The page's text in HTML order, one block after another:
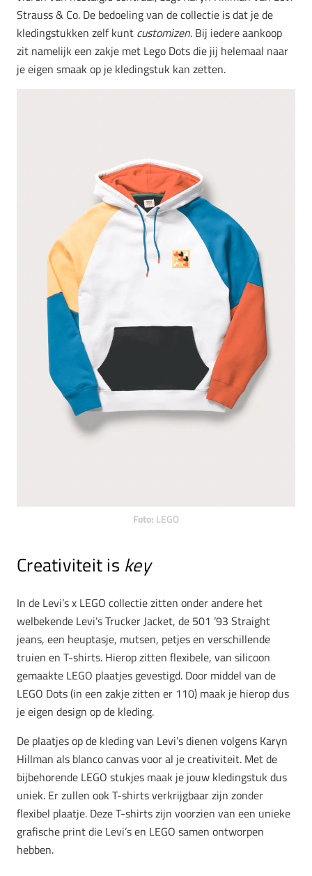
Strauss & Co. De bedoeling van de collectie is dat je de
kledingstukken zelf kunt customizen. Bij iedere aankoop
zit namelijk een zakje met Lego Dots die jij helemaal naar
je eigen smaak op je kledingstuk kan zetten.
Foto: LEGO
Creativiteit is key
In de Levi’s x LEGO collectie zitten onder andere het
welbekende Levi’s Trucker Jacket, de 501 ’93 Straight
jeans, een heuptasje, mutsen, petjes en verschillende
truien en T-shirts. Hierop zitten flexibele, van silicoon
gemaakte LEGO plaatjes gevestigd. Door middel van de
LEGO Dots (in een zakje zitten er 110) maak je hierop dus
je eigen design op de kleding.
De plaatjes op de kleding van Levi’s dienen volgens Karyn
Hillman als blanco canvas voor al je creativiteit. Met de
bijbehorende LEGO stukjes maak je jouw kledingstuk dus
uniek. Er zullen ook T-shirts verkrijgbaar zijn zonder
flexibel plaatje. Deze T-shirts zijn voorzien van een unieke
grafische print die Levi’s en LEGO samen ontworpen
hebben.